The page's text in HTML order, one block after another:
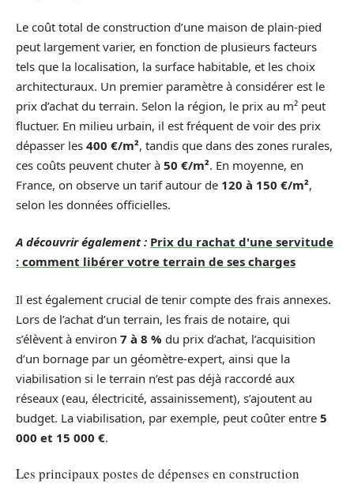
Le coût total de construction d’une maison de plain-pied
peut largement varier, en fonction de plusieurs facteurs
tels que la localisation, la surface habitable, et les choix
architecturaux. Un premier paramètre à considérer est le
prix d’achat du terrain. Selon la région, le prix au m² peut
fluctuer. En milieu urbain, il est fréquent de voir des prix
dépasser les 400 €/m², tandis que dans des zones rurales,
ces coûts peuvent chuter à 50 €/m². En moyenne, en
France, on observe un tarif autour de 120 à 150 €/m²,
selon les données officielles.
A découvrir également : Prix du rachat d'une servitude
: comment libérer votre terrain de ses charges
Il est également crucial de tenir compte des frais annexes.
Lors de l’achat d’un terrain, les frais de notaire, qui
s’élèvent à environ 7 à 8 % du prix d’achat, l’acquisition
d’un bornage par un géomètre-expert, ainsi que la
viabilisation si le terrain n’est pas déjà raccordé aux
réseaux (eau, électricité, assainissement), s’ajoutent au
budget. La viabilisation, par exemple, peut coûter entre 5
000 et 15 000 €.
Les principaux postes de dépenses en construction